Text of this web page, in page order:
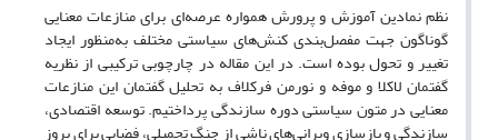
نظم نمادین آموزش و پرورش همواره عرصه‌ای برای منازعات معنایی
گوناگون جهت مفصل‌بندی کنش‌های سیاستی مختلف به‌منظور ایجاد
تغییر و تحول بوده است. در این مقاله در چارچوبی ترکیبی از نظریه
گفتمان لاکلا و موفه و نورمن فرکلاف به تحلیل گفتمان این منازعات
معنایی در متون سیاستی دوره سازندگی پرداختیم. توسعه اقتصادی،
سازندگی و بازسازی ویرانی‌های ناشی از جنگ تحمیلی، فضایی برای بروز